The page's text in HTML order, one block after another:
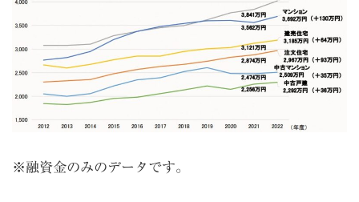
※融資金のみのデータです。